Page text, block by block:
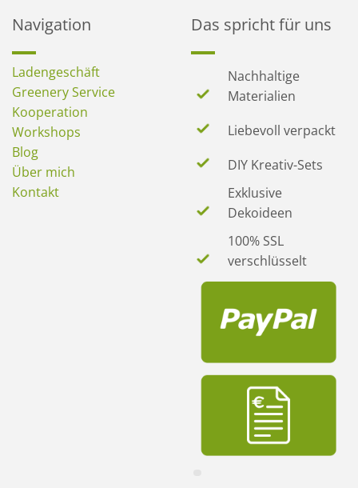
Navigation
Ladengeschäft
Greenery Service
Kooperation
Workshops
Blog
Über mich
Kontakt
Das spricht für uns
Nachhaltige
Materialien
Liebevoll verpackt
DIY Kreativ-Sets
Exklusive
Dekoideen
100% SSL
verschlüsselt